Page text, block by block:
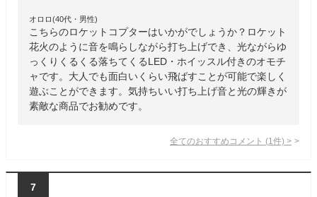
オロロ(40代・男性)
こちらのロケットコプターはいかがでしょうか？ロケット
花火のように音を鳴らしながら打ち上げでき、光ながらゆ
っくりくるくる落ちてくるLED・ホイッスル付きのオモチ
ャです。大人でも面白いくらい飛ばすことが可能で楽しく
遊ぶことができます。気持ちいい打ち上げ音と光の輝きが
素敵な商品でお勧めです。
全てのおすすめコメント (1 件) >
7